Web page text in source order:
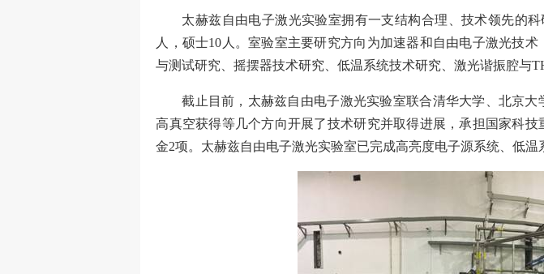
太赫兹自由电子激光实验室拥有一支结构合理、技术领先的
人，硕士10 人。室验室主要研究方向为加速器和自由电子激光技术
与测试研究、摇摆器技术研究、低温系统技术研究、激光谐振腔与
截止目前，太赫兹自由电子激光实验室联合清华大学、北京
高真空获得等几个方向开展了技术研究并取得进展，承担国家科技
金2项。太赫兹自由电子激光实验室已完成高亮度电子源系统、低温